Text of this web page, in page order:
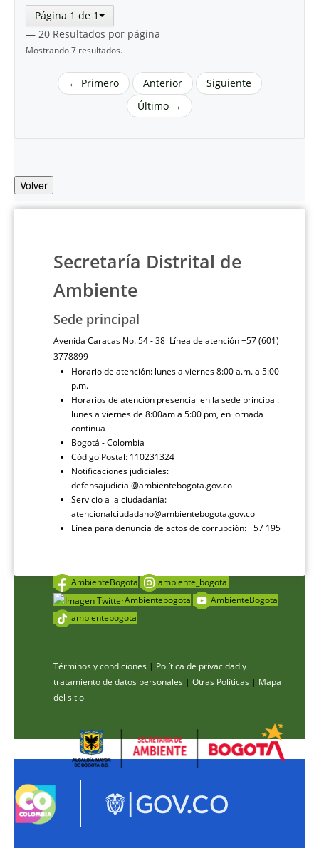
Página 1 de 1
— 20 Resultados por página
Mostrando 7 resultados.
← Primero Anterior
Siguiente
Último →
Volver
Secretaría Distrital de
Ambiente
Sede principal
Avenida Caracas No. 54 - 38 Línea de atención +57 (601)
3778899
Horario de atención: lunes a viernes 8:00 a.m. a 5:00
p.m.
Horarios de atención presencial en la sede principal:
lunes a viernes de 8:00am a 5:00 pm, en jornada
continua
Bogotá - Colombia
Código Postal: 110231324
Notificaciones judiciales:
defensajudicial@ambientebogota.gov.co
Servicio a la ciudadanía:
atencionalciudadano@ambientebogota.gov.co
Línea para denuncia de actos de corrupción: +57 195
AmbienteBogota
ambiente_bogota
Ambientebogota
AmbienteBogota
ambientebogota
Términos y condiciones | Política de privacidad y
tratamiento de datos personales | Otras Políticas | Mapa
del sitio